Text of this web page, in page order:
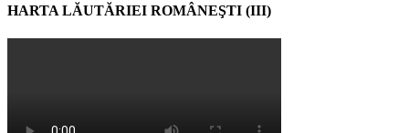
HARTA LĂUTĂRIEI ROMÂNEŞTI (III)